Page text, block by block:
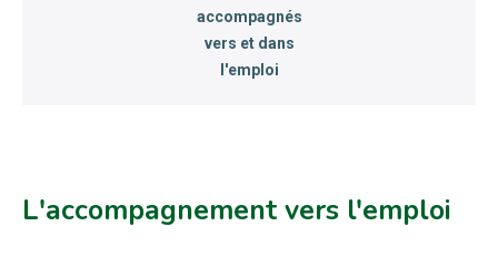
accompagnés
vers et dans
l'emploi
L'accompagnement vers l'emploi